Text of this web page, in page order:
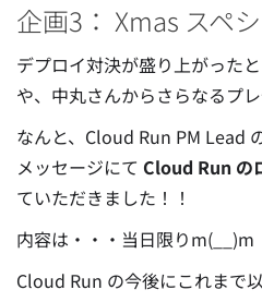
企画3： Xmas スペ
デプロイ対決が盛り上がった
や、中丸さんからさらなるプ
なんと、Cloud Run PM Lead
メッセージにて Cloud Run の
ていただきました！！
内容は・・・当日限りm(__)m
Cloud Run の今後にこれまで